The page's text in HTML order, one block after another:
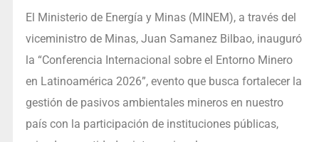
El Ministerio de Energía y Minas (MINEM), a través del
viceministro de Minas, Juan Samanez Bilbao, inauguró
la “Conferencia Internacional sobre el Entorno Minero
en Latinoamérica 2026”, evento que busca fortalecer la
gestión de pasivos ambientales mineros en nuestro
país con la participación de instituciones públicas,